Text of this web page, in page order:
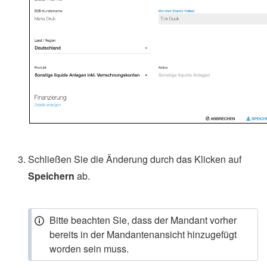
Schließen Sie die Änderung durch das Klicken auf
Speichern ab.
Bitte beachten Sie, dass der Mandant vorher
bereits in der Mandantenansicht hinzugefügt
worden sein muss.